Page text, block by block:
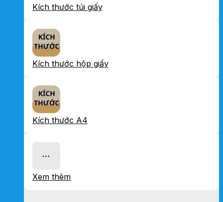
Kích thước túi giấy
Kích thước hộp giấy
Kích thước A4
Xem thêm